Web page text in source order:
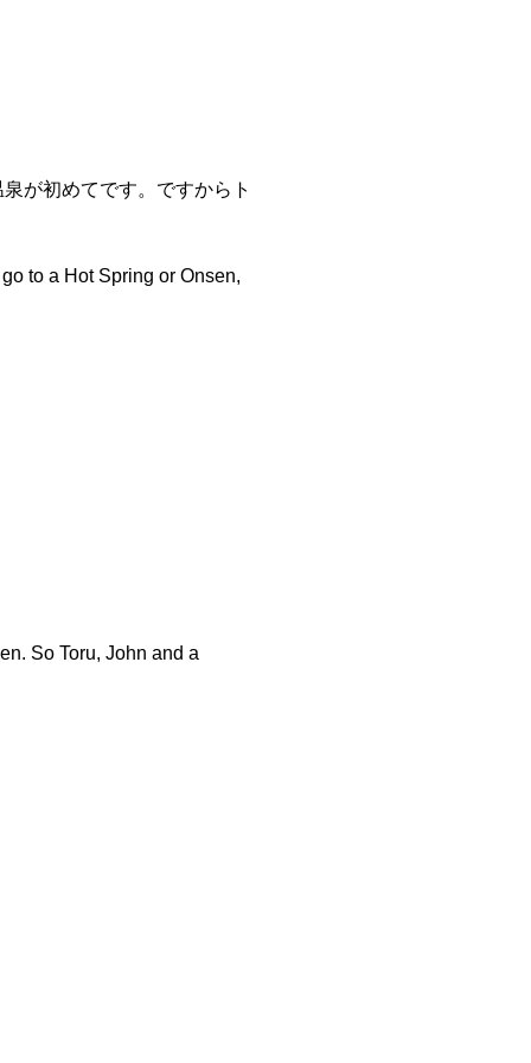
が初めてです。ですからト
to a Hot Spring or Onsen,
So Toru, John and a